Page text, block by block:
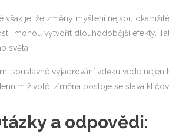
však je, že změny myšlení nejsou
mohou vytvořit dlouhodobější efekty.
světa.
soustavné vyjadřování vděku vede
životě. Změna postoje se stává
a odpovědi: